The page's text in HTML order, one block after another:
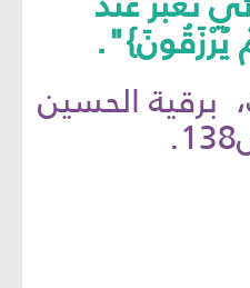
يُرْزَقُونَ}".
برقية الحسين